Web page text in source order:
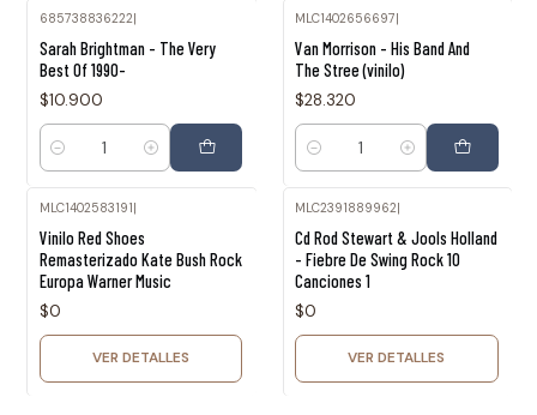
685738836222|
Sarah Brightman - The Very
Best Of 1990-
$10.900
Cantidad
MLC1402656697
Van Morrison - His Band And
The Stree (vinilo)
$28.320
Cantidad
MLC1402583191|
Vinilo Red Shoes
Remasterizado Kate Bush Rock
Europa Warner Music
$0
VER DETALLES
MLC2391889962|
Cd Rod Stewart & Jools Holland
- Fiebre De Swing Rock 10
Canciones 1
$0
VER DETALLES